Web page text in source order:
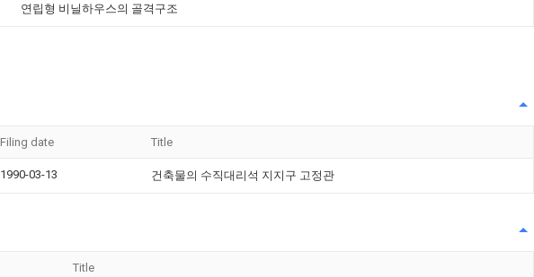
연립형 비닐하우스의 골격구조
Filing date Title
1990-03-13 건축물의 수직대리석 지지구 고정관
Title